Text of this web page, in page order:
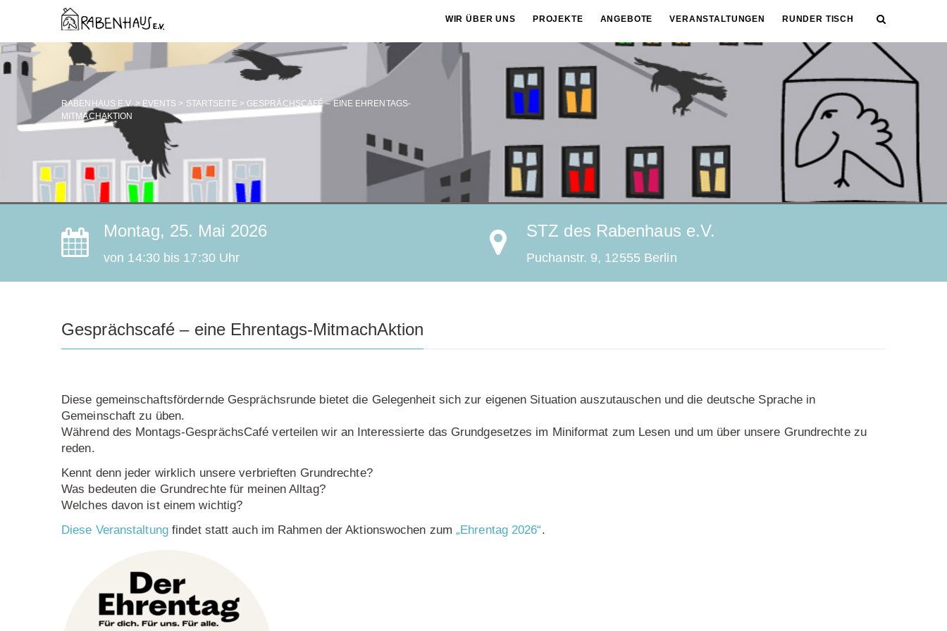
WIR ÜBER UNS PROJEKTE ANGEBOTE VERANSTALTUNGEN RUNDER TISCH
RABENHAUS E.V.> EVENTS > STARTSEITE > GESPRÄCHSCAFÉ – EINE EHRENTAGS-
MITMACHAKTION
Montag, 25. Mai 2026
von 14:30 bis 17:30 Uhr
STZ des Rabenhaus e.V.
Puchanstr. 9, 12555 Berlin
Gesprächscafé – eine Ehrentags-MitmachAktion
Diese gemeinschaftsfördernde Gesprächsrunde bietet die Gelegenheit sich zur eigenen Situation auszutauschen und die deutsche Sprache in
Gemeinschaft zu üben.
Während des Montags-GesprächsCafé verteilen wir an Interessierte das Grundgesetzes im Miniformat zum Lesen und um über unsere Grundrechte zu
reden.
Kennt denn jeder wirklich unsere verbrieften Grundrechte?
Was bedeuten die Grundrechte für meinen Alltag?
Welches davon ist einem wichtig?
Diese Veranstaltungfindet statt auch im Rahmen der Aktionswochen zum„Ehrentag 2026“.